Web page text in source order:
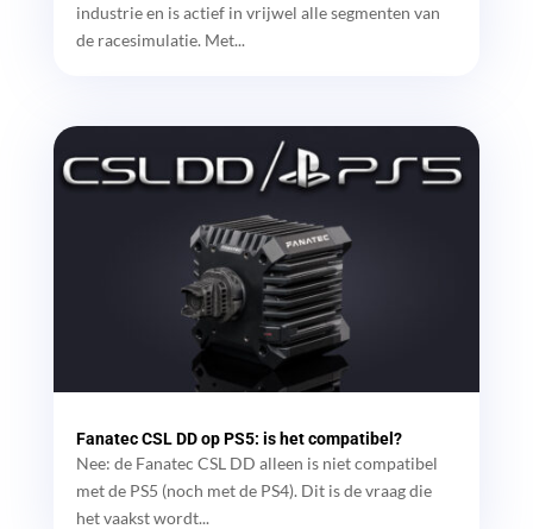
industrie en is actief in vrijwel alle segmenten van
de racesimulatie. Met...
Fanatec CSL DD op PS5: is het compatibel?
Nee: de Fanatec CSL DD alleen is niet compatibel
met de PS5 (noch met de PS4). Dit is de vraag die
het vaakst wordt...